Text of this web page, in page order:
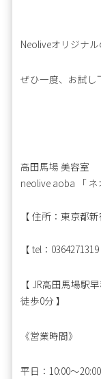
Neoliveオリジナ
ぜひ一度、お試し
高田馬場 美容室
neolive aoba 「 ネ
【 住所：東京都
【 tel：0364271319
【 JR高田馬場駅
徒歩0分 】
《営業時間》
平日：10:00〜20:00